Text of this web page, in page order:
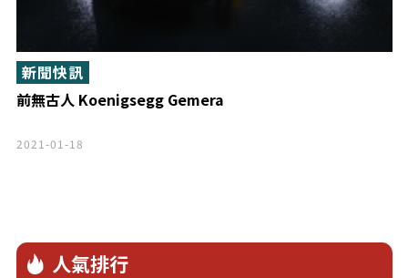
前無古人 Koenigsegg Gemera
新聞快訊
2021-01-18
人氣排行